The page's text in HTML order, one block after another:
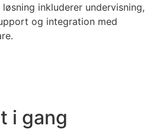
inkluderer undervisning,
og integration med
i gang